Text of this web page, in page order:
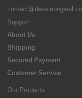
Support
About Us
Shipping
Secured Payment
Customer Service
Our Products